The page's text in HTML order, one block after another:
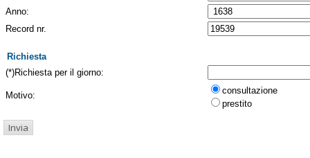
Anno:
Record nr.
Richiesta
(*)Richiesta per il giorno:
Motivo:
consultazione
prestito